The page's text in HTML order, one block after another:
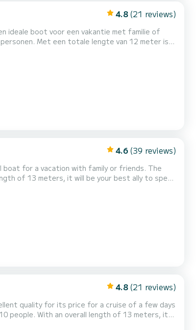
4.8 (21 reviews)
ideale boot voor een vakantie met familie of
de omgeving van Marina (Ville) Voor uw
4.6 (39 reviews)
for a vacation with family or friends. The
of 13 meters, it will be your best ally to spend
4.8 (21 reviews)
quality for its price for a cruise of a few days
Voor uw comfort heeft 4